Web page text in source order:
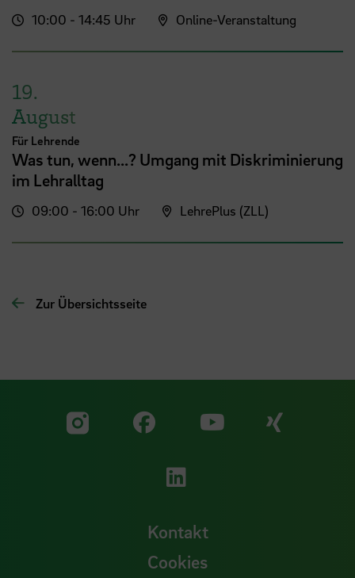
10:00 - 14:45 Uhr Online-Veranstaltung
19.
August
Für Lehrende
Was tun, wenn...? Umgang mit Diskriminierung
im Lehralltag
09:00 - 16:00 Uhr LehrePlus (ZLL)
Zur Übersichtsseite
Zu unserer Facebook
Zu
Zu unserer
Kontakt
Cookies